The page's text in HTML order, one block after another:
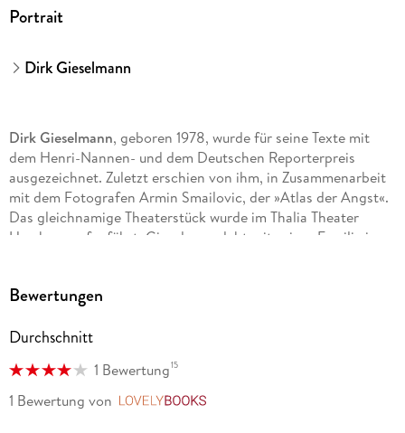
Portrait
Dirk Gieselmann
Dirk Gieselmann, geboren 1978, wurde für seine Texte mit
dem Henri-Nannen- und dem Deutschen Reporterpreis
ausgezeichnet. Zuletzt erschien von ihm, in Zusammenarbeit
mit dem Fotografen Armin Smailovic, der »Atlas der Angst«.
Das gleichnamige Theaterstück wurde im Thalia Theater
Hamburg aufgeführt. Gieselmann lebt mit seiner Familie in
Bewertungen
Durchschnitt
1 Bewertung15
1 Bewertung von